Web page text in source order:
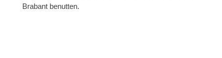
Brabant benutten.